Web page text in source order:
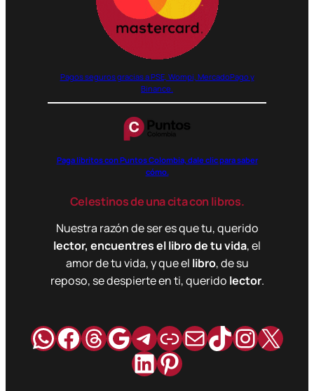
Pagos seguros gracias a PSE, Wompi, MercadoPago y
Binance.
Paga libritos con Puntos Colombia, dale clic para saber
cómo.
Celestinos de una cita con libros.
Nuestra razón de ser es que tu, querido
lector, encuentres el libro de tu vida, el
amor de tu vida, y que el libro, de su
reposo, se despierte en ti, querido lector.
WhatsApp
Facebook
Hilos
Google
Telegram
Enlace
Correo
TikTok
X
LinkedIn
Pinterest